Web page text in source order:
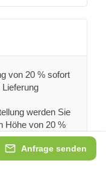
von 20 % sofort
werden Sie
Höhe von 20 %
Anschließend
Anfrage senden